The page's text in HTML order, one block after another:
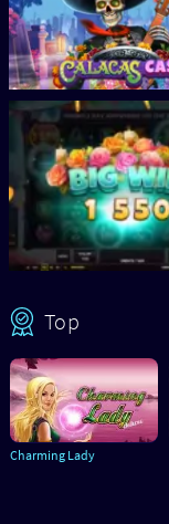
Top
Charming Lady